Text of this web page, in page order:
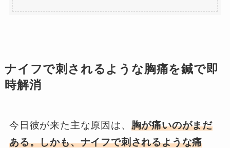
ナイフで刺されるような胸痛を鍼で即
時解消
今日彼が来た主な原因は、 胸が痛いのがまだ
ある。しかも、ナイフで刺されるような痛